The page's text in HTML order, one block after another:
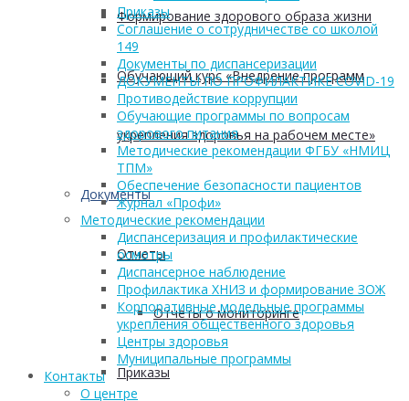
Формирование здорового образа жизни
Обучающий курс «Внедрение программ
укрепления здоровья на рабочем месте»
Документы
Отчеты
Отчеты о мониторинге
Приказы
Приказы
Соглашение о сотрудничестве со школой
149
Документы по диспансеризации
ДОКУМЕНТЫ ПО ПРОФИЛАКТИКЕ COVID-19
Противодействие коррупции
Обучающие программы по вопросам
здорового питания
Методические рекомендации ФГБУ «НМИЦ
ТПМ»
Обеспечение безопасности пациентов
Журнал «Профи»
Методические рекомендации
Диспансеризация и профилактические
осмотры
Диспансерное наблюдение
Профилактика ХНИЗ и формирование ЗОЖ
Корпоративные модельные программы
укрепления общественного здоровья
Центры здоровья
Муниципальные программы
Контакты
О центре